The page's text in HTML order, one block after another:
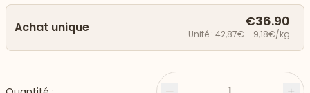
Achat unique €36.90
Unité : 42,87€ - 9,18€/kg